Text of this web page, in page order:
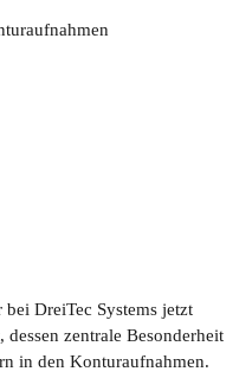
DreiTec Systems jetzt
zentrale Besonderheit
in den Konturaufnahmen.